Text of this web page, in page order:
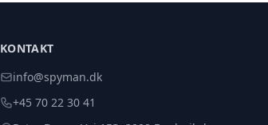
KONTAKT
info@spyman.dk
+45 70 22 30 41